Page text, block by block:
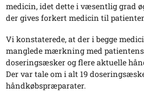
medicin, idet dette i væsentlig grad
der gives forkert medicin til
Vi konstaterede, at der i begge
manglede mærkning med
doseringsæsker og flere aktuelle
Der var tale om i alt 19
håndkøbspræparater.